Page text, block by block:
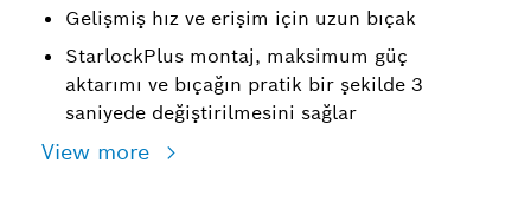
Gelişmiş hız ve erişim için uzun bıçak
StarlockPlus montaj, maksimum güç
aktarımı ve bıçağın pratik bir şekilde 3
saniyede değiştirilmesini sağlar
View more